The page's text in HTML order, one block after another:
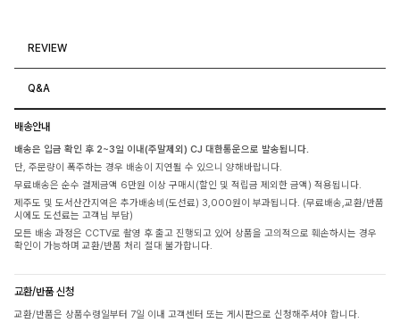
REVIEW
Q&A
배송안내
배송은 입금 확인 후 2~3일 이내(주말제외) CJ 대한통운으로 발송됩니다.
단, 주문량이 폭주하는 경우 배송이 지연될 수 있으니 양해바랍니다.
무료배송은 순수 결제금액 6만원 이상 구매시(할인 및 적립금 제외한 금액) 적용됩니다.
제주도 및 도서산간지역은 추가배송비(도선료) 3,000원이 부과됩니다. (무료배송,교환/반품
시에도 도선료는 고객님 부담)
모든 배송 과정은 CCTV로 촬영 후 출고 진행되고 있어 상품을 고의적으로 훼손하시는 경우
확인이 가능하며 교환/반품 처리 절대 불가합니다.
교환/반품 신청
교환/반품은 상품수령일부터 7일 이내 고객센터 또는 게시판으로 신청해주셔야 합니다.